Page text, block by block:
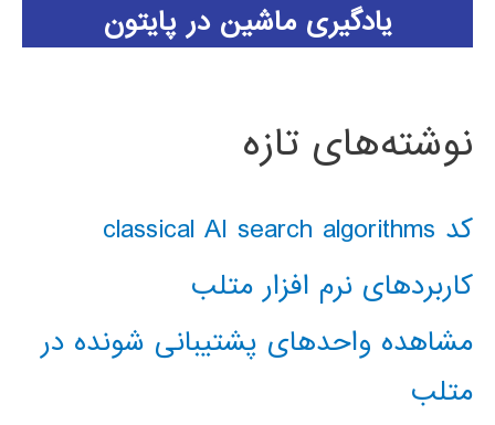
یادگیری ماشین در پایتون
نوشته‌های تازه
کد classical AI search algorithms
کاربردهای نرم افزار متلب
مشاهده واحدهای پشتیبانی شونده در
متلب